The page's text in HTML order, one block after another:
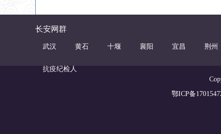
长安网群
武汉 黄石 十堰 襄阳 宜昌 荆州
抗疫纪检人
鄂ICP备